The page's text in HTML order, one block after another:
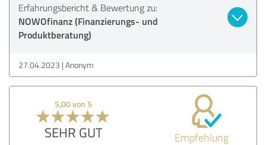
Erfahrungsbericht & Bewertung zu:
NOWOfinanz (Finanzierungs- und
Produktberatung)
27.04.2023 Anonym
5,00 von 5
SEHR GUT Empfehlung